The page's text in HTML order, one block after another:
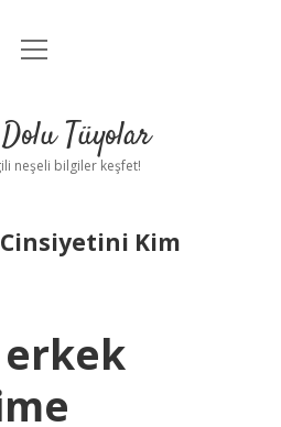
Politikası
Uyarı
menüyü
Tüyolar
neşeli bilgiler keşfet!
Kim
erkek